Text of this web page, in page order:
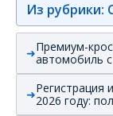
Из рубрики:
Премиум-
автомобиль
Регистрация
2026 году: